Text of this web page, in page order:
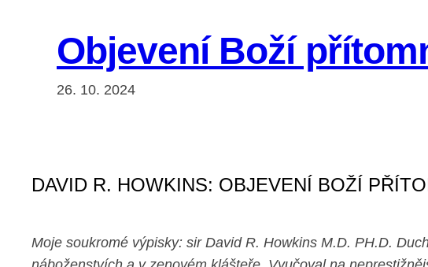
Objevení Boží
26. 10. 2024
DAVID R. HOWKINS: OBJEVENÍ BOŽÍ
Moje soukromé výpisky: sir David R. Howkins M.D. PH.D.